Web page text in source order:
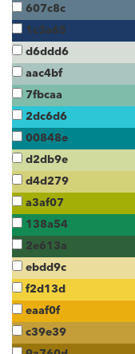
607c8c
1c3a65
d6ddd6
aac4bf
7fbcaa
2dc6d6
00848e
d2db9e
d4d279
a3af07
138a54
2e613a
ebdd9c
f2d13d
eaaf0f
c39e39